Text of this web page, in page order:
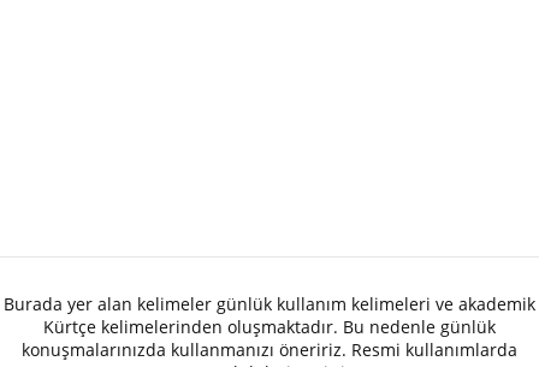
Burada yer alan kelimeler günlük kullanım kelimeleri ve akademik
Kürtçe kelimelerinden oluşmaktadır. Bu nedenle günlük
konuşmalarınızda kullanmanızı öneririz. Resmi kullanımlarda